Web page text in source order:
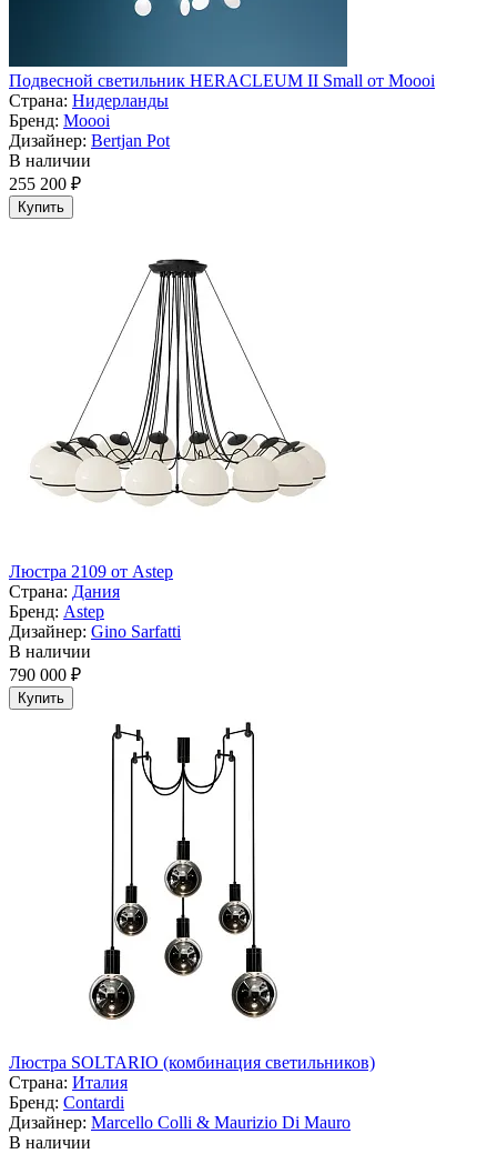
Подвесной светильник HERACLEUM II Small от Moooi
Страна: Нидерланды
Бренд: Moooi
Дизайнер: Bertjan Pot
В наличии
255 200 ₽
Купить
Люстра 2109 от Astep
Страна: Дания
Бренд: Astep
Дизайнер: Gino Sarfatti
В наличии
790 000 ₽
Купить
Люстра SOLTARIO (комбинация светильников)
Страна: Италия
Бренд: Contardi
Дизайнер: Marcello Colli & Maurizio Di Mauro
В наличии